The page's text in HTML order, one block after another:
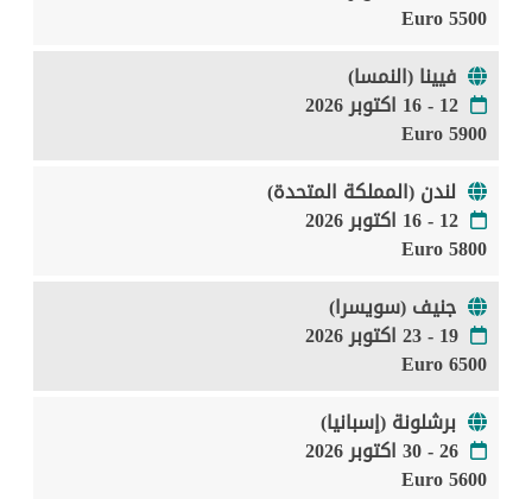
5500 Euro
فيينا (النمسا)
12 - 16 اكتوبر 2026
5900 Euro
لندن (المملكة المتحدة)
12 - 16 اكتوبر 2026
5800 Euro
جنيف (سويسرا)
19 - 23 اكتوبر 2026
6500 Euro
برشلونة (إسبانيا)
26 - 30 اكتوبر 2026
5600 Euro